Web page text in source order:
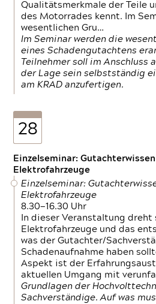
Qualitätsmerkmale der Teile
des Motorrades kennt. Im
wesentlichen Gru…
Im Seminar werden die
eines Schadengutachtens
Teilnehmer soll im Anschluss
der Lage sein selbstständig
am KRAD anzufertigen.
28
Einzelseminar:
Elektrofahrzeuge
Einzelseminar:
Elektrofahrzeuge
8.30—16.30 Uhr
In dieser Veranstaltung dreht
Elektrofahrzeuge und das
was der Gutachter/
Schadenaufnahme haben
Aspekt ist der
aktuellen Umgang mit
Grundlagen der
Sachverständige. Auf was